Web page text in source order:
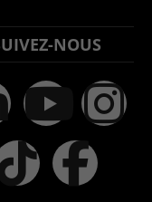
NOUS